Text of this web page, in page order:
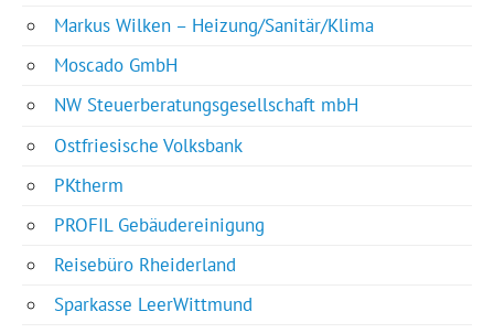
Markus Wilken – Heizung/Sanitär/Klima
Moscado GmbH
NW Steuerberatungsgesellschaft mbH
Ostfriesische Volksbank
PKtherm
PROFIL Gebäudereinigung
Reisebüro Rheiderland
Sparkasse LeerWittmund